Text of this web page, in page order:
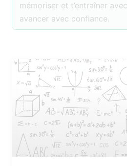
mémoriser et t’entraîner
avancer avec confiance.